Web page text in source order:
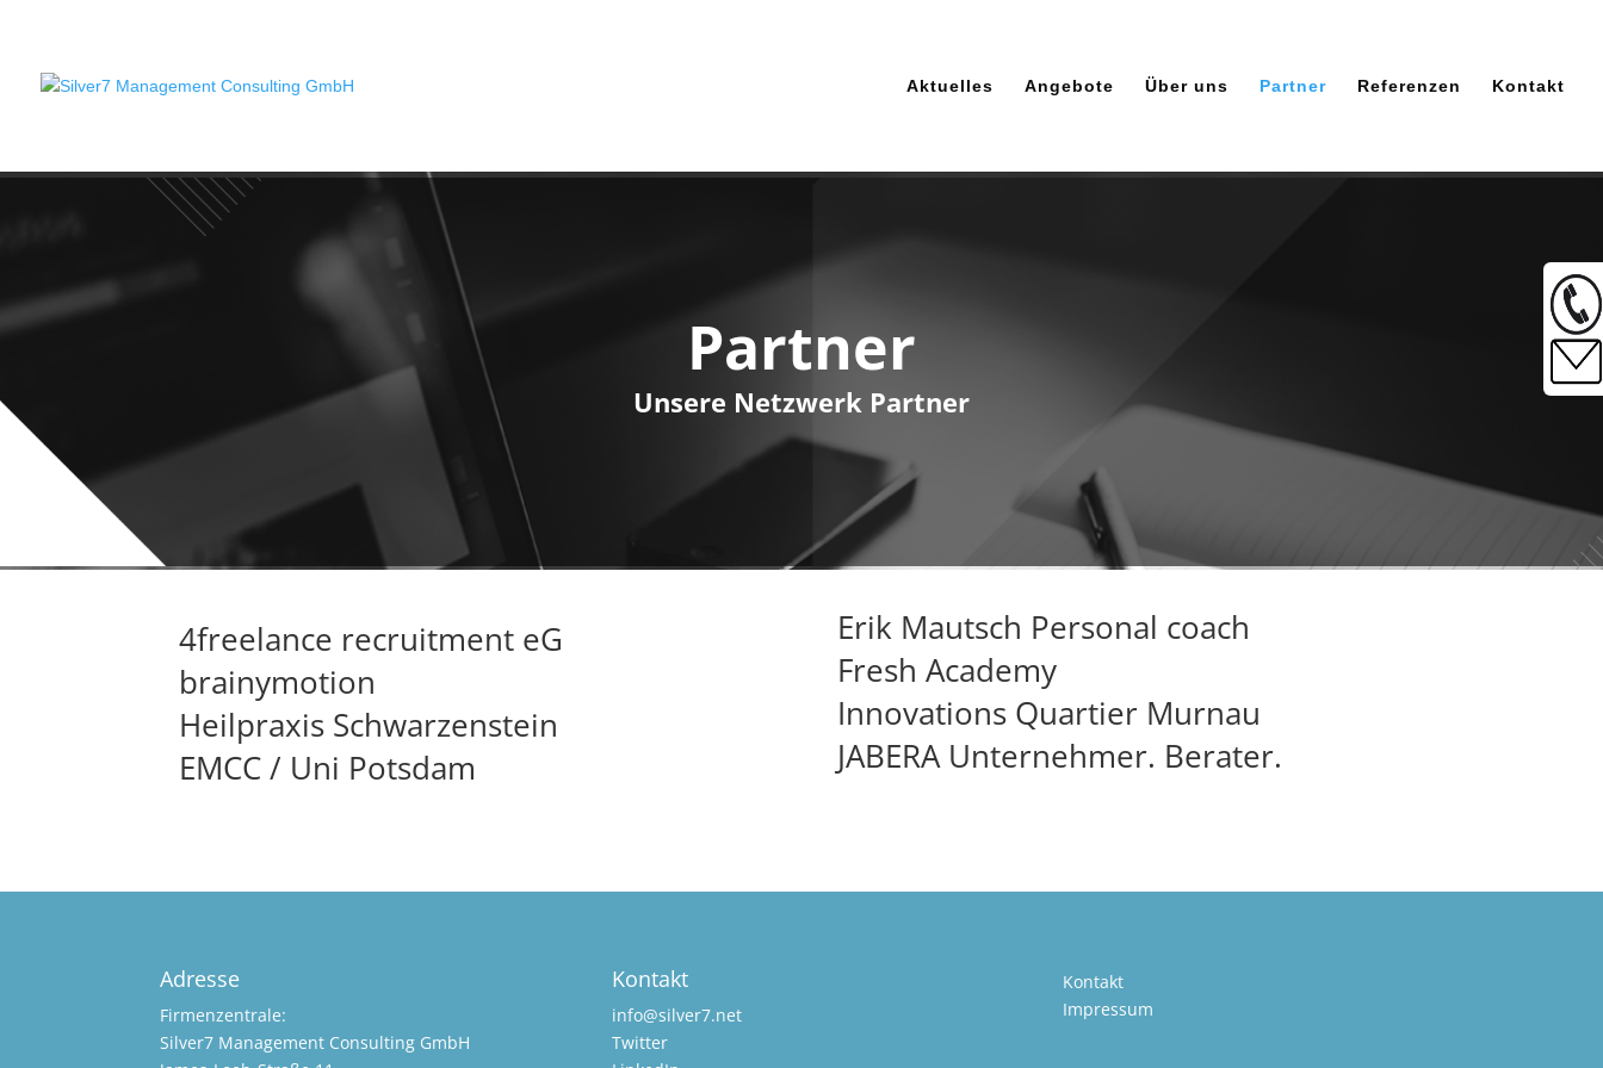
Aktuelles Angebote Über uns Partner Referenzen Kontakt
Partner
Unsere Netzwerk Partner
4freelance recruitment eG
brainymotion
Heilpraxis Schwarzenstein
EMCC / Uni Potsdam
Erik Mautsch Personal coach
Fresh Academy
Innovations Quartier Murnau
JABERA Unternehmer. Berater.
Adresse
Firmenzentrale:
Silver7 Management Consulting GmbH
Kontakt
info@silver7.net
Twitter
Kontakt
Impressum